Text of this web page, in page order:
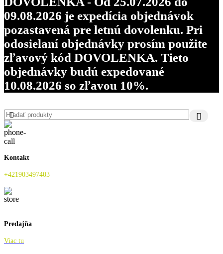
09.08.2026 je expedícia objednávok
pozastavená pre letnú dovolenku. Pri
odosielaní objednávky prosím použite
zľavový kód DOVOLENKA. Tieto
objednávky budú expedované
10.08.2026 so zľavou 10%.
Kontakt
+421903497403
Predajňa
Viac tu